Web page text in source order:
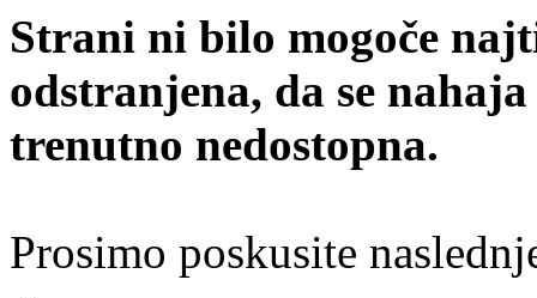
Strani ni bilo mogoče
odstranjena, da se
trenutno nedostopna.
Prosimo poskusite